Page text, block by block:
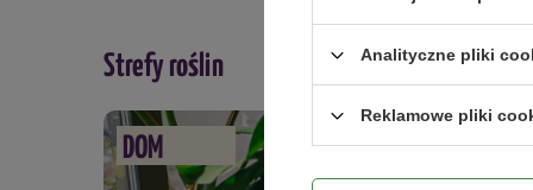
Strefy roślin
DOM
Analityczne pliki
Reklamowe pliki